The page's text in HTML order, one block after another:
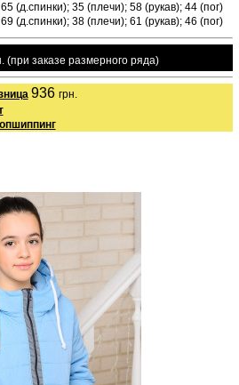
(д.спинки); 35 (плечи); 58 (рукав); 44 (пог)
(д.спинки); 38 (плечи); 61 (рукав); 46 (пог)
(при заказе размерного ряда)
936 грн.